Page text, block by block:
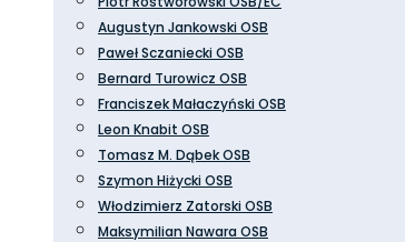
Augustyn Jankowski OSB
Paweł Sczaniecki OSB
Bernard Turowicz OSB
Franciszek Małaczyński OSB
Leon Knabit OSB
Tomasz M. Dąbek OSB
Szymon Hiżycki OSB
Włodzimierz Zatorski OSB
Maksymilian Nawara OSB